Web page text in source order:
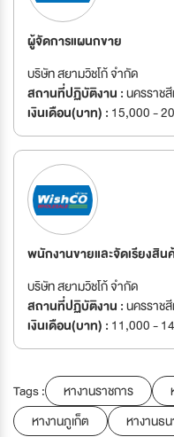
ผู้จัดการแผนกขาย
บริษัท สยามวิชโก้ จำกัด
สถานที่ปฏิบัติงาน :นครราช
เงินเดือน(บาท) : 15,000 -
พนักงานขายและจัดเรียงสิน
บริษัท สยามวิชโก้ จำกัด
สถานที่ปฏิบัติงาน :นครราช
เงินเดือน(บาท) : 11,000 -
Tags : หางานราชการ
หางานภูเก็ต
หางานธ